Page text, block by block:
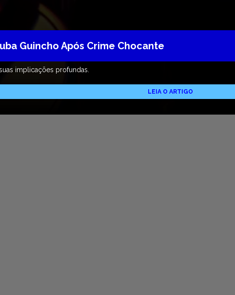
Guincho Após Crime Chocante
implicações profundas.
LEIA O ARTIGO